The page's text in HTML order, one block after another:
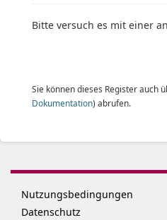
Bitte versuch es mit einer
Sie können dieses Register auch
Dokumentation) abrufen.
Nutzungsbedingungen
Datenschutz